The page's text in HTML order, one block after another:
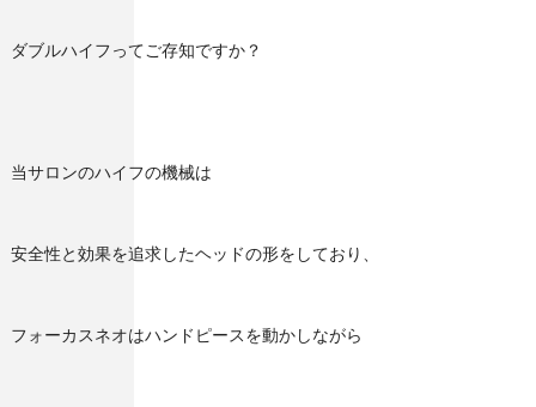
ダブルハイフってご存知ですか？
当サロンのハイフの機械は
安全性と効果を追求したヘッドの形をしており、
フォーカスネオはハンドピースを動かしながら